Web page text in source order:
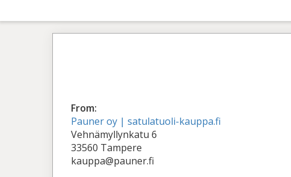
From:
Pauner oy | satulatuoli-kauppa.fi
Vehnämyllynkatu 6
33560 Tampere
kauppa@pauner.fi